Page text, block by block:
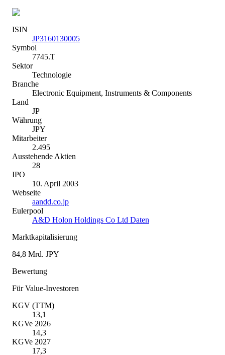
ISIN
JP3160130005
Symbol
7745.T
Sektor
Technologie
Branche
Electronic Equipment, Instruments & Components
Land
JP
Währung
JPY
Mitarbeiter
2.495
Ausstehende Aktien
28
IPO
10. April 2003
Webseite
aandd.co.jp
Eulerpool
A&D Holon Holdings Co Ltd Daten
Marktkapitalisierung
84,8 Mrd. JPY
Bewertung
Für Value-Investoren
KGV (TTM)
13,1
KGVe 2026
14,3
KGVe 2027
17,3